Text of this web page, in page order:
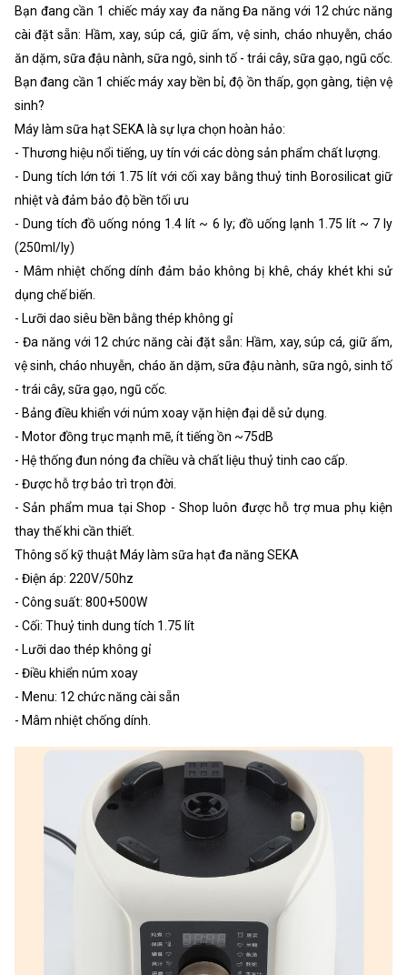
Bạn đang cần 1 chiếc máy xay đa năng Đa năng với 12 chức năng
cài đặt sẵn: Hầm, xay, súp cá, giữ ấm, vệ sinh, cháo nhuyễn, cháo
ăn dặm, sữa đậu nành, sữa ngô, sinh tố - trái cây, sữa gạo, ngũ cốc.
Bạn đang cần 1 chiếc máy xay bền bỉ, độ ồn thấp, gọn gàng, tiện vệ
sinh?
Máy làm sữa hạt SEKA là sự lựa chọn hoàn hảo:
- Thương hiệu nổi tiếng, uy tín với các dòng sản phẩm chất lượng.
- Dung tích lớn tới 1.75 lít với cối xay bằng thuỷ tinh Borosilicat giữ
nhiệt và đảm bảo độ bền tối ưu
- Dung tích đồ uống nóng 1.4 lít ~ 6 ly; đồ uống lạnh 1.75 lít ~ 7 ly
(250ml/ly)
- Mâm nhiệt chống dính đảm bảo không bị khê, cháy khét khi sử
dụng chế biến.
- Lưỡi dao siêu bền bằng thép không gỉ
- Đa năng với 12 chức năng cài đặt sẵn: Hầm, xay, súp cá, giữ ấm,
vệ sinh, cháo nhuyễn, cháo ăn dặm, sữa đậu nành, sữa ngô, sinh tố
- trái cây, sữa gạo, ngũ cốc.
- Bảng điều khiển với núm xoay vặn hiện đại dễ sử dụng.
- Motor đồng trục mạnh mẽ, ít tiếng ồn ~75dB
- Hệ thống đun nóng đa chiều và chất liệu thuỷ tinh cao cấp.
- Được hỗ trợ bảo trì trọn đời.
- Sản phẩm mua tại Shop - Shop luôn được hỗ trợ mua phụ kiện
thay thế khi cần thiết.
Thông số kỹ thuật Máy làm sữa hạt đa năng SEKA
- Điện áp: 220V/50hz
- Công suất: 800+500W
- Cối: Thuỷ tinh dung tích 1.75 lít
- Lưỡi dao thép không gỉ
- Điều khiển núm xoay
- Menu: 12 chức năng cài sẵn
- Mâm nhiệt chống dính.